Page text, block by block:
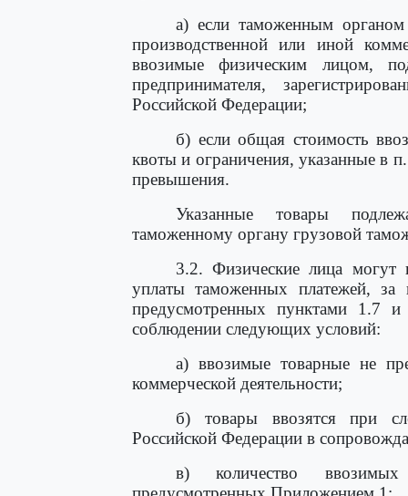
а) если таможенным органом
производственной или иной
ввозимые физическим лицом,
предпринимателя,
Российской Федерации;
б) если общая стоимость
квоты и ограничения, указанные в
превышения.
Указанные товары
таможенному органу грузовой
3.2. Физические лица
уплаты таможенных платежей,
предусмотренных пунктами 1.7
соблюдении следующих условий:
а) ввозимые товарные не
коммерческой деятельности;
б) товары ввозятся при
Российской Федерации в
в) количество